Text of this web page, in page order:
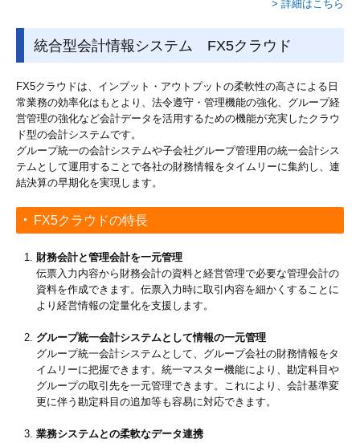
> 詳細はこちら
統合型会計情報システム FX5クラウド
FX5クラウドは、インプット・アウトプットの柔軟性の高さによる日
常業務の効率化はもとより、法令遵守・管理機能の強化、グループ経
営管理の強化など会計データを活用するための機能が充実したクラウ
ド型の会計システムです。
グループ統一の会計システムや子会社グループ管理用の統一会計シス
テムとして運用することで各社の財務情報をタイムリーに集約し、連
結決算の早期化を実現します。
FX5クラウドの特長
財務会計と管理会計を一元管理
伝票入力内容から財務会計の資料と経営管理で必要な管理会計の
資料を作成できます。伝票入力時に取引内容を細かくすることに
より経営情報の定量化を支援します。
グループ統一会計システムとして情報の一元管理
グループ統一会計システムとして、グループ会社の財務情報をタ
イムリーに把握できます。統一マスター機能により、勘定科目や
グループの取引先を一元管理できます。これにより、会計基準変
更に伴う勘定科目の追加等も容易に対応できます。
業務システムとの柔軟なデータ連携